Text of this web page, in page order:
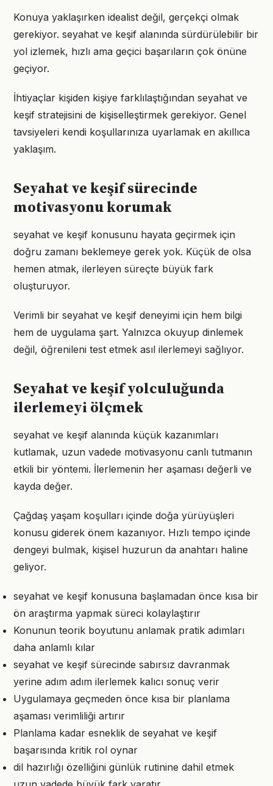
Konuya yaklaşırken idealist değil, gerçekçi olmak
gerekiyor. seyahat ve keşif alanında sürdürülebilir bir
yol izlemek, hızlı ama geçici başarıların çok önüne
geçiyor.
İhtiyaçlar kişiden kişiye farklılaştığından seyahat ve
keşif stratejisini de kişiselleştirmek gerekiyor. Genel
tavsiyeleri kendi koşullarınıza uyarlamak en akıllıca
yaklaşım.
Seyahat ve keşif sürecinde
motivasyonu korumak
seyahat ve keşif konusunu hayata geçirmek için
doğru zamanı beklemeye gerek yok. Küçük de olsa
hemen atmak, ilerleyen süreçte büyük fark
oluşturuyor.
Verimli bir seyahat ve keşif deneyimi için hem bilgi
hem de uygulama şart. Yalnızca okuyup dinlemek
değil, öğrenileni test etmek asıl ilerlemeyi sağlıyor.
Seyahat ve keşif yolculuğunda
ilerlemeyi ölçmek
seyahat ve keşif alanında küçük kazanımları
kutlamak, uzun vadede motivasyonu canlı tutmanın
etkili bir yöntemi. İlerlemenin her aşaması değerli ve
kayda değer.
Çağdaş yaşam koşulları içinde doğa yürüyüşleri
konusu giderek önem kazanıyor. Hızlı tempo içinde
dengeyi bulmak, kişisel huzurun da anahtarı haline
geliyor.
seyahat ve keşif konusuna başlamadan önce kısa bir
ön araştırma yapmak süreci kolaylaştırır
Konunun teorik boyutunu anlamak pratik adımları
daha anlamlı kılar
seyahat ve keşif sürecinde sabırsız davranmak
yerine adım adım ilerlemek kalıcı sonuç verir
Uygulamaya geçmeden önce kısa bir planlama
aşaması verimliliği artırır
Planlama kadar esneklik de seyahat ve keşif
başarısında kritik rol oynar
dil hazırlığı özelliğini günlük rutinine dahil etmek